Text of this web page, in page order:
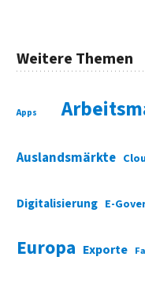
Weitere Themen
Apps
Auslandsmärkte
Digitalisierung E-
Europa Exporte